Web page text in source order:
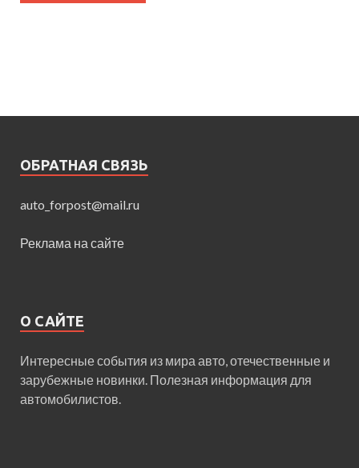
ОБРАТНАЯ СВЯЗЬ
auto_forpost@mail.ru
Реклама на сайте
О САЙТЕ
Интересные события из мира авто, отечественные и
зарубежные новинки. Полезная информация для
автомобилистов.